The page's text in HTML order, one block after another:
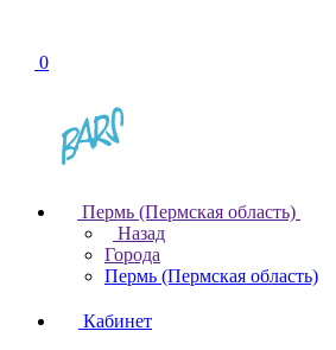
0
Пермь (Пермская область)
Назад
Города
Пермь (Пермская область)
Кабинет